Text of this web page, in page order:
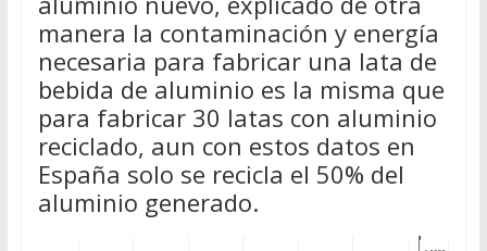
manera la contaminación y energía
necesaria para fabricar una lata de
bebida de aluminio es la misma que
para fabricar 30 latas con aluminio
reciclado, aun con estos datos en
España solo se recicla el 50% del
aluminio generado.